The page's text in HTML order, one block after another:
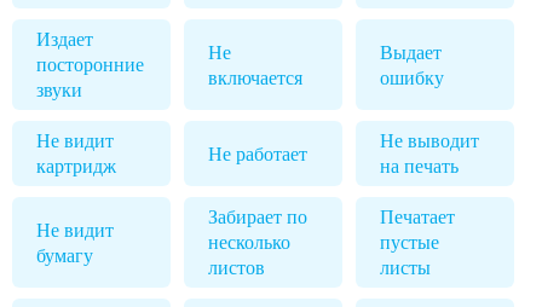
Издает
посторонние
звуки
Не
включается
Выдает
ошибку
Не видит
картридж
Не работает
Не выводит
на печать
Не видит
бумагу
Забирает по
несколько
листов
Печатает
пустые
листы